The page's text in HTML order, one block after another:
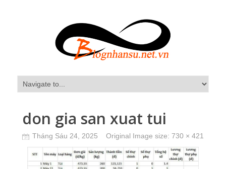
don gia san xuat tui
Tháng Sáu 24, 2025 Original Image size: 730 × 421